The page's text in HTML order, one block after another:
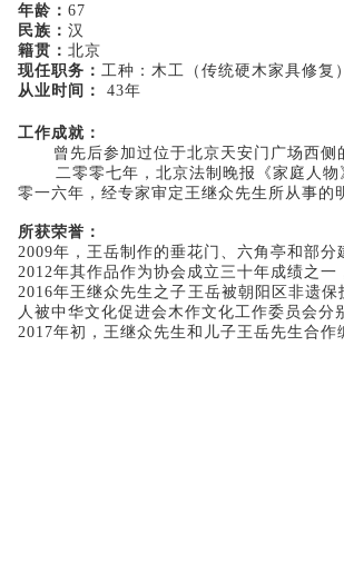
年龄： 67
民族： 汉
籍贯： 北京
现任职务： 工种：木工（传统硬木家具修复）
从业时间：
43年
工作成就：
曾先后参加过位于北京天安门广场西
二零零七年，北京法制晚报《家庭人
零一六年，经专家审定王继众先生所从事的
所获荣誉：
2009年，王岳制作的垂花门、六角亭和部
2012年其作品作为协会成立三十年成绩之一
2016年王继众先生之子王岳被朝阳区非遗
人被中华文化促进会木作文化工作委员会分
2017年初，王继众先生和儿子王岳先生合作